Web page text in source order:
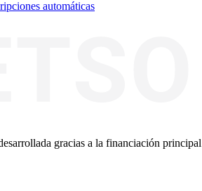
automáticas
gracias a la financiación principal